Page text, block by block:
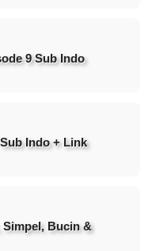
9 Sub Indo
Indo + Link
Simpel, Bucin &